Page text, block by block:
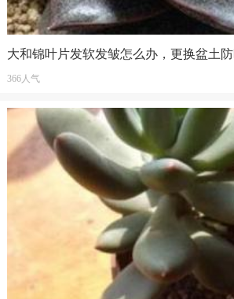
大和锦叶片发软发皱怎么办，更换盆土
366人气